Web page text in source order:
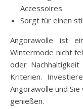
Accessoires
Sorgt für einen
Angorawolle ist
Wintermode nicht
oder
Kriterien.
Angorawolle und
genießen.